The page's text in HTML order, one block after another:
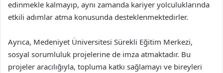
edinmekle kalmayıp, aynı zamanda kariyer yolculuklarında
etkili adımlar atma konusunda desteklenmektedirler.
Ayrıca, Medeniyet Üniversitesi Sürekli Eğitim Merkezi,
sosyal sorumluluk projelerine de imza atmaktadır. Bu
projeler aracılığıyla, topluma katkı sağlamayı ve bireyleri